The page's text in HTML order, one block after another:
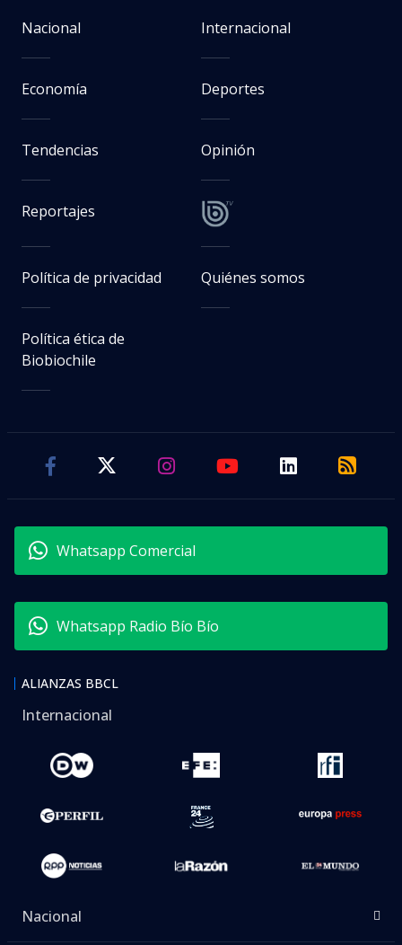
Nacional Internacional
Economía Deportes
Tendencias Opinión
Reportajes
Política de privacidad Quiénes somos
Política ética de
Biobiochile
Whatsapp Comercial
Whatsapp Radio Bío Bío
ALIANZAS BBCL
Internacional
Nacional